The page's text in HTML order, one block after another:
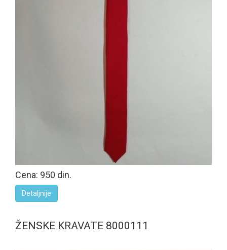
Cena: 950 din.
Detaljnije
ŽENSKE KRAVATE 8000111